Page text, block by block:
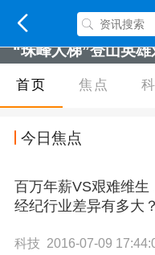
“珠峰人梯”登山英
首页 焦点
今日焦点
百万年薪VS艰难维生
经纪行业差异有多大？
科技 2016-07-09